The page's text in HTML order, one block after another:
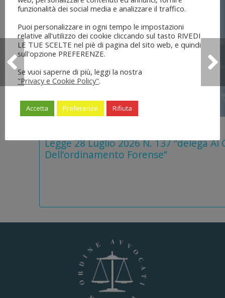
Legge 28 Luglio 2026 N. 137 “delega
Dell’ordinamento Forense”
funzionalità dei social media e analizzare il traffico.
Puoi personalizzare in ogni tempo le impostazioni
relative all'utilizzo dei cookie cliccando sul tasto RIVEDI
LE TUE SCELTE nel piè di pagina del sito web, e quindi
sull'opzione PREFERENZE.
Se vuoi saperne di più, leggi la nostra
"Privacy e Cookie Policy".
Accetta Preferenze Rifiuta